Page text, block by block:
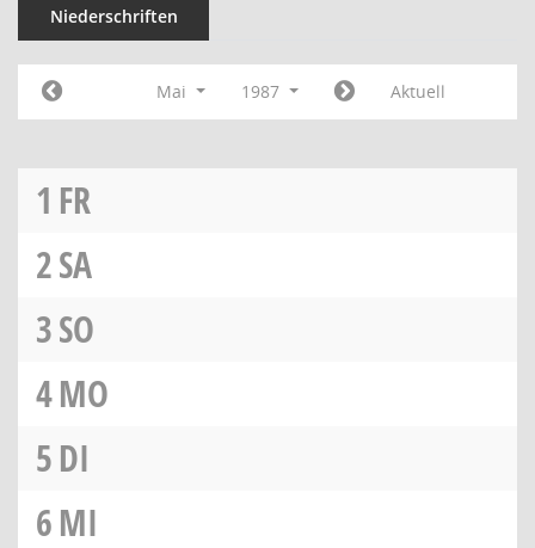
Niederschriften
Mai 1987 Aktuell
1 FR
2SA
3SO
4MO
5DI
6MI